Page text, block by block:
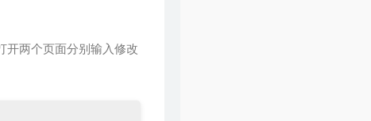
开两个页面分别输入修改